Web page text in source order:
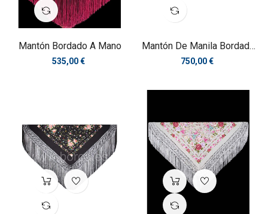
Mantón Bordado A Mano
Precio
535,00 €
Mantón De Manila Bordado
A...
Precio
750,00 €